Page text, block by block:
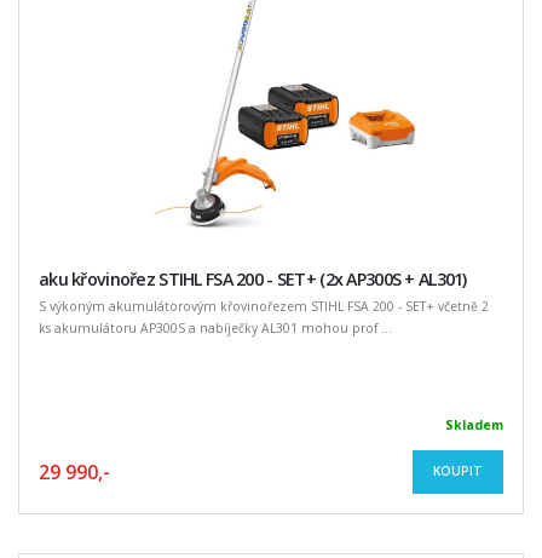
aku křovinořez STIHL FSA 200 - SET+ (2x AP300S + AL301)
S výkoným akumulátorovým křovinořezem STIHL FSA 200 - SET+ včetně 2
ks akumulátoru AP300S a nabíječky AL301 mohou prof ...
Skladem
29 990,- KOUPIT